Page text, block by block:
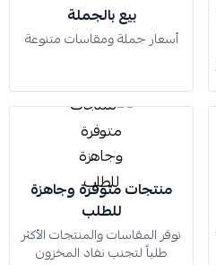
بيع بالجملة
أسعار جملة ومقاسات متنوعة
منتجات متوفرة وجاهزة
للطلب
نوفر المقاسات والمنتجات الأكثر
طلباً لتجنب نفاد المخزون